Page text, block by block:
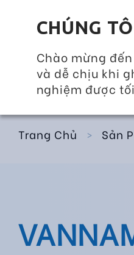
CHÚNG
Chào mừng
và dễ chịu khi
nghiệm được
Quay lại Hàng
Trang Chủ > Sản